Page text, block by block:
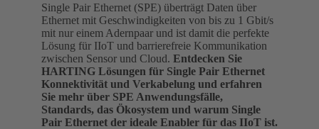
Single Pair Ethernet (SPE) überträgt Daten über
Ethernet mit Geschwindigkeiten von bis zu 1 Gbit/s
mit nur einem Adernpaar und ist damit die perfekte
Lösung für IIoT und barrierefreie Kommunikation
zwischen Sensor und Cloud. Entdecken Sie
HARTING Lösungen für Single Pair Ethernet
Konnektivität und Verkabelung und erfahren
Sie mehr über SPE Anwendungsfälle,
Standards, das Ökosystem und warum Single
Pair Ethernet der ideale Enabler für das IIoT ist.